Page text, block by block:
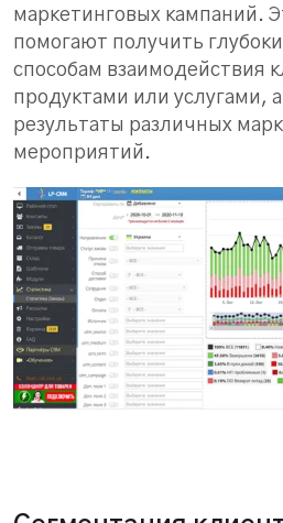
маркетинговых кампаний.
помогают получить
способам взаимодействия
продуктами или услугами,
результаты различных
мероприятий.